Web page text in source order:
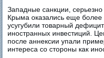
Западные санкции,
Крыма оказались еще
усугубили товарный
иностранных инвестиций.
после аннексии упали
интереса со стороны как